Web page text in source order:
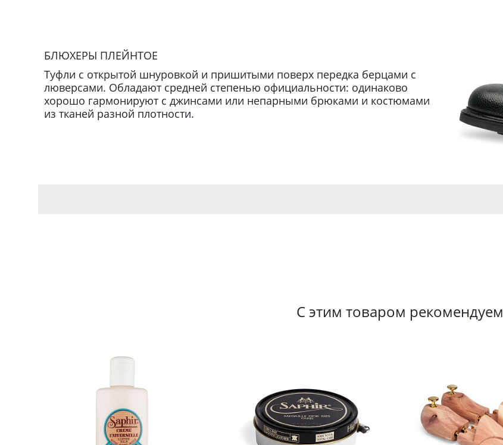
БЛЮХЕРЫ ПЛЕЙНТОЕ
Туфли с открытой шнуровкой и пришитыми поверх передка берцами с
люверсами. Обладают средней степенью официальности: одинаково
хорошо гармонируют с джинсами или непарными брюками и костюмами
из тканей разной плотности.
С этим товаром рекомендуем